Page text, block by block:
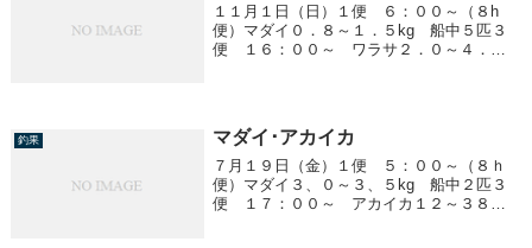
１１月１日（日）１便 ６：００～（８h
便）マダイ０．８～１．５kg 船中５匹３
便 １６：００～ ワラサ２．０～４．８
釣果 マダイ･アカイカ
７月１９日（金）１便 ５：００～（８ｈ
便）マダイ３、０～３、５kg 船中２匹３
便 １７：００～ アカイカ１２～３８